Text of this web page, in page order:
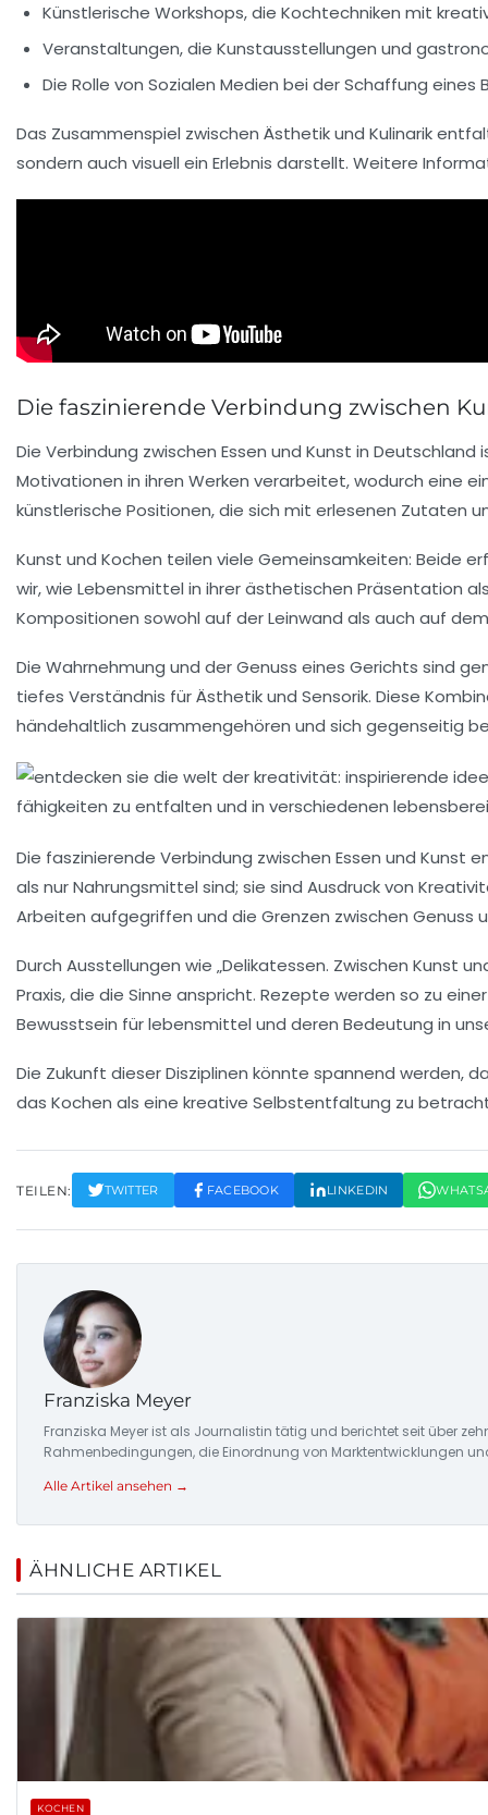
Künstlerische Workshops, die Kochtechniken mit
Veranstaltungen, die Kunstausstellungen und
Die Rolle von Sozialen Medien bei der Schaffung eines
Das Zusammenspiel zwischen Ästhetikund Kulinarik
sondern auch visuell ein Erlebnis darstellt. Weitere
Die faszinierende Verbindung zwischen
Die Verbindung zwischen Essen und Kunst in Deutschland
Motivationen in ihren Werken verarbeitet, wodurch eine
künstlerische Positionen, die sich mit erlesenen Zutaten
Kunst und Kochen teilen viele Gemeinsamkeiten: Beide
wir, wie Lebensmittel in ihrer ästhetischen Präsentation
Kompositionen sowohl auf der Leinwand als auch auf
Die Wahrnehmung und der Genuss eines Gerichts sind
tiefes Verständnis fürÄsthetikund Sensorik. Diese
händehaltlich zusammengehören und sich gegenseitig
Die faszinierende Verbindung zwischen Essen und Kunst
als nur Nahrungsmittel sind; sie sind Ausdruck von
Arbeiten aufgegriffen und die Grenzen zwischen Genuss
Durch Ausstellungen wie „Delikatessen. Zwischen Kunst
Praxis, die die Sinne anspricht. Rezepte werden so zu
Bewusstsein fürlebensmittel und deren Bedeutung in
Die Zukunft dieser Disziplinen könnte spannend werden,
das Kochen als eine kreative Selbstentfaltung zu
TEILEN: TWITTER FACEBOOK LINKEDIN
Franziska Meyer
Franziska Meyer ist als Journalistin tätig und berichtet seit über
Rahmenbedingungen, die Einordnung von Marktentwicklungen
Alle Artikel ansehen →
ÄHNLICHE ARTIKEL
KOCHEN